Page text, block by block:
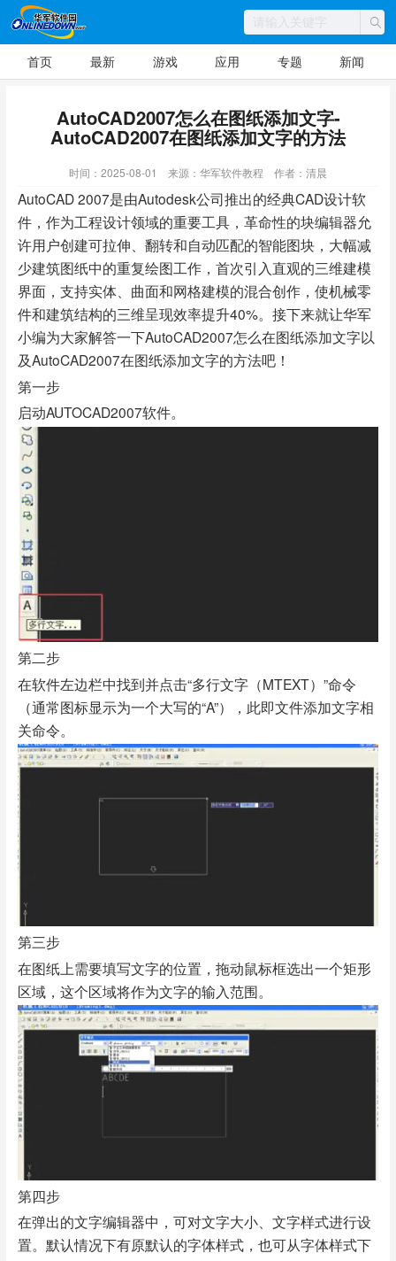
首页 最新 游戏 应用 专题 新闻
AutoCAD2007怎么在图纸添加文字-
AutoCAD2007在图纸添加文字的方法
时间：2025-08-01 来源：华军软件教程 作者：清晨
AutoCAD 2007是由Autodesk公司推出的经典CAD设计软
件，作为工程设计领域的重要工具，革命性的块编辑器允
许用户创建可拉伸、翻转和自动匹配的智能图块，大幅减
少建筑图纸中的重复绘图工作，首次引入直观的三维建模
界面，支持实体、曲面和网格建模的混合创作，使机械零
件和建筑结构的三维呈现效率提升40%。接下来就让华军
小编为大家解答一下AutoCAD2007怎么在图纸添加文字以
及AutoCAD2007在图纸添加文字的方法吧！
第一步
启动AUTOCAD2007软件。
第二步
在软件左边栏中找到并点击“多行文字（MTEXT）”命令
（通常图标显示为一个大写的“A”），此即文件添加文字相
关命令。
第三步
在图纸上需要填写文字的位置，拖动鼠标框选出一个矩形
区域，这个区域将作为文字的输入范围。
第四步
在弹出的文字编辑器中，可对文字大小、文字样式进行设
置。默认情况下有原默认的字体样式，也可从字体样式下